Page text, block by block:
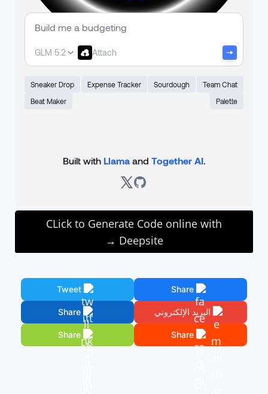
CLick to Generate Code online with
Deepsite →
Share
Tweet
البريد الإلكتروني Share
Share
Share